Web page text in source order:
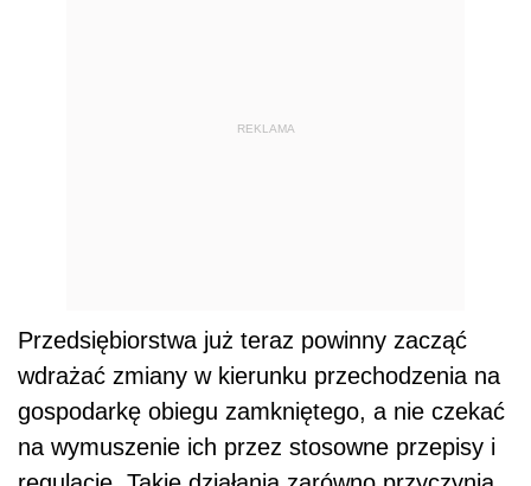
REKLAMA
Przedsiębiorstwa już teraz powinny zacząć
wdrażać zmiany w kierunku przechodzenia na
gospodarkę obiegu zamkniętego, a nie czekać
na wymuszenie ich przez stosowne przepisy i